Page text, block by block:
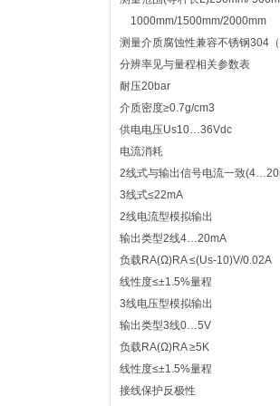
1000mm/1500mm/2000mm
测量介质腐蚀性兼容不锈钢304
分辨率见与量程相关参数表
耐压20bar
介质密度≥0.7g/cm3
供电电压Us10…36Vdc
电流消耗
2线式与输出信号电流一致
3线式≤22mA
2线电流型模拟输出
输出类型2线4…20mA
负载RA(Ω)RA ≤(Us-10)V/0.02A
线性度≤±1.5%量程
3线电压型模拟输出
输出类型3线0…5V
负载RA(Ω)RA ≥5K
线性度≤±1.5%量程
接线保护反极性